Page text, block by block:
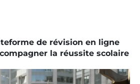
de révision en ligne
la réussite scolaire